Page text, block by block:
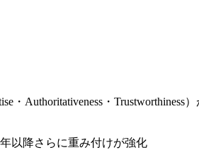
・Authoritativeness・
以降さらに重み付けが強化